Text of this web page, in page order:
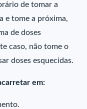
de tomar a
e tome a próxima,
de doses
caso, não tome o
doses esquecidas.
em: